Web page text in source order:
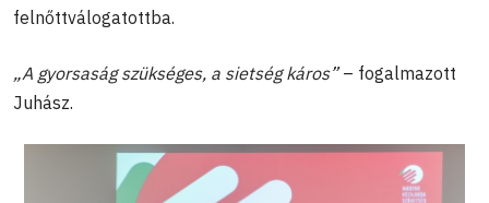
felnőttválogatottba.
„A gyorsaság szükséges, a sietség káros”– fogalmazott
Juhász.